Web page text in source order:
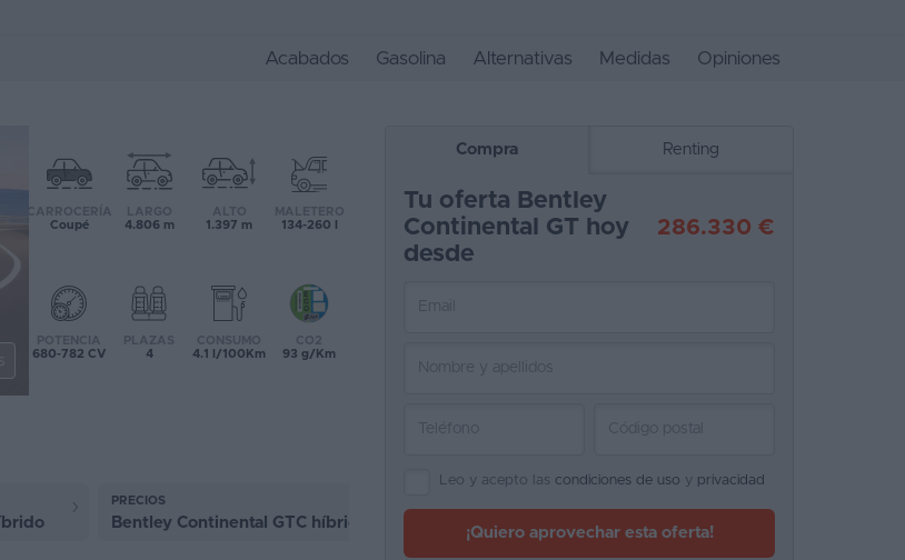
Acabados Gasolina Alternativas Medidas Opiniones
CARROCERÍA
Coupé
LARGO
4.806 m
ALTO
1.397 m
MALETERO
134-260 l
POTENCIA
680-782 CV
PLAZAS
4
CONSUMO
4.1 l/100Km
CO2
93 g/Km
Compra Renting
Tu oferta Bentley
Continental GT hoy
desde
286.330 €
Leo y acepto las condiciones de uso y privacidad
¡Quiero aprovechar esta oferta!
PRECIOS
Bentley Continental GTC híbrido